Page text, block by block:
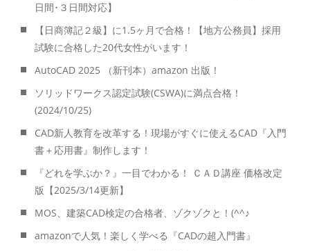
日間･３日間対応】
【日商簿記２級】に1.5ヶ月で合格！【地方公務員】採用
試験に合格した20代女性がいます！
AutoCAD 2025 （新刊本）amazon 出版！
ソリッドワークス認定試験(CSWA)に満点合格！
(2024/10/25)
CAD新人教育を改革する！現場がすぐに使えるCAD『入門
書＋応用書』制作します！
『どれを学ぶか？』一目でわかる！ ＣＡＤ講座 価格改定
版【2025/3/14更新】
MOS、建築CAD検定の合格者、ゾクゾクと！(^^♪
amazonで人気！楽しく学べる『CADの超入門書』